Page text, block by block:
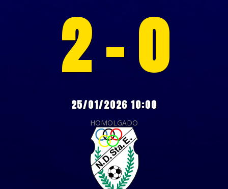
2 - 0
25/01/2026 10:00
HOMOLGADO